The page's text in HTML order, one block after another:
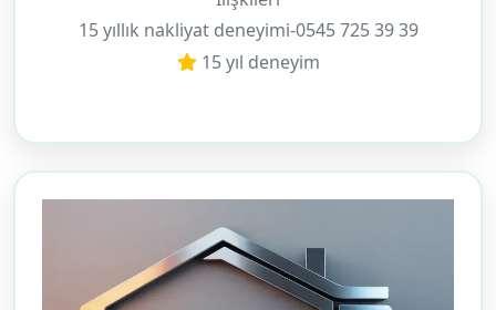
15 yıllık nakliyat deneyimi-0545 725 39 39
15 yıl deneyim